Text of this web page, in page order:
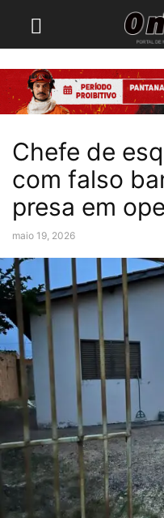
Chefe de
com falso
presa em
maio 19, 2026